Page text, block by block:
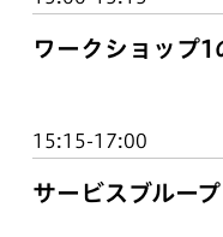
ワークショップ1
15:15-17:00
サービスブルー